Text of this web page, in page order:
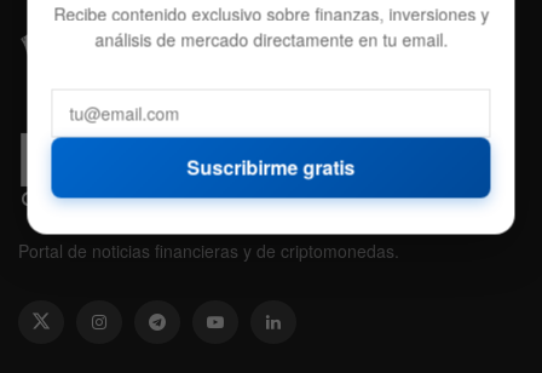
Portal de noticias financieras y de criptomonedas.
Recibe contenido exclusivo sobre finanzas, inversiones y
análisis de mercado directamente en tu email.
Suscribirme gratis